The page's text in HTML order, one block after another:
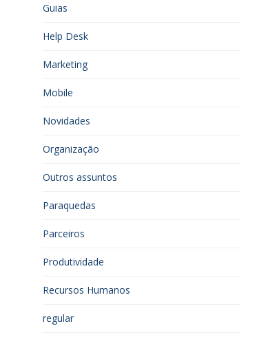
Guias
Help Desk
Marketing
Mobile
Novidades
Organização
Outros assuntos
Paraquedas
Parceiros
Produtividade
Recursos Humanos
regular